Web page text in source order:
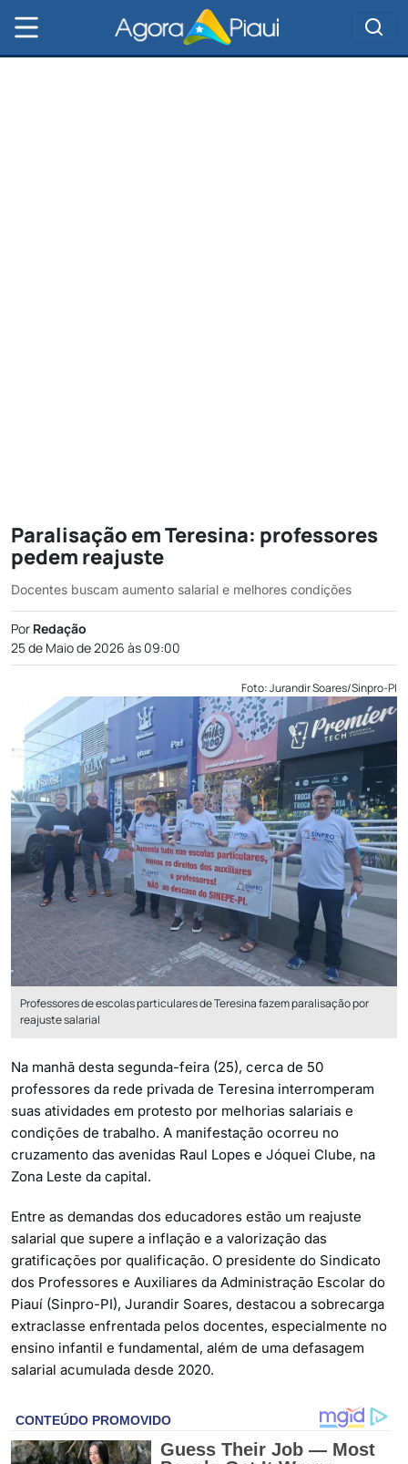
Paralisação em Teresina: professores
pedem reajuste
Docentes buscam aumento salarial e melhores condições
Por Redação
25 de Maio de 2026 às 09:00
Foto: Jurandir Soares/Sinpro-PI
Professores de escolas particulares de Teresina fazem paralisação por
reajuste salarial
Na manhã desta segunda-feira (25), cerca de 50
professores da rede privada de Teresina interromperam
suas atividades em protesto por melhorias salariais e
condições de trabalho. A manifestação ocorreu no
cruzamento das avenidas Raul Lopes e Jóquei Clube, na
Zona Leste da capital.
Entre as demandas dos educadores estão um reajuste
salarial que supere a inflação e a valorização das
gratificações por qualificação. O presidente do Sindicato
dos Professores e Auxiliares da Administração Escolar do
Piauí (Sinpro-PI), Jurandir Soares, destacou a sobrecarga
extraclasse enfrentada pelos docentes, especialmente no
ensino infantil e fundamental, além de uma defasagem
salarial acumulada desde 2020.